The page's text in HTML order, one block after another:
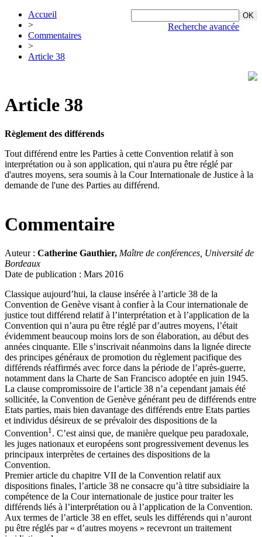
Recherche avancée
Accueil
>
Commentaires
>
Article 38
Article 38
Règlement des différends
Tout différend entre les Parties à cette Convention relatif à son
interprétation ou à son application, qui n'aura pu être réglé par
d'autres moyens, sera soumis à la Cour Internationale de Justice à la
demande de l'une des Parties au différend.
Commentaire
Auteur : Catherine Gauthier, Maître de conférences, Université de
Bordeaux
Date de publication : Mars 2016
Classique aujourd’hui, la clause insérée à l’article 38 de la
Convention de Genève visant à confier à la Cour internationale de
justice tout différend relatif à l’interprétation et à l’application de la
Convention qui n’aura pu être réglé par d’autres moyens, l’était
évidemment beaucoup moins lors de son élaboration, au début des
années cinquante. Elle s’inscrivait néanmoins dans la lignée directe
des principes généraux de promotion du règlement pacifique des
différends réaffirmés avec force dans la période de l’après-guerre,
notamment dans la Charte de San Francisco adoptée en juin 1945.
La clause compromissoire de l’article 38 n’a cependant jamais été
sollicitée, la Convention de Genève générant peu de différends entre
Etats parties, mais bien davantage des différends entre Etats parties
et individus désireux de se prévaloir des dispositions de la
Convention1 . C’est ainsi que, de manière quelque peu paradoxale,
les juges nationaux et européens sont progressivement devenus les
principaux interprètes de certaines des dispositions de la
Convention.
Premier article du chapitre VII de la Convention relatif aux
dispositions finales, l’article 38 ne consacre qu’à titre subsidiaire la
compétence de la Cour internationale de justice pour traiter les
différends liés à l’interprétation ou à l’application de la Convention.
Aux termes de l’article 38 en effet, seuls les différends qui n’auront
pu être réglés par « d’autres moyens » recevront un traitement